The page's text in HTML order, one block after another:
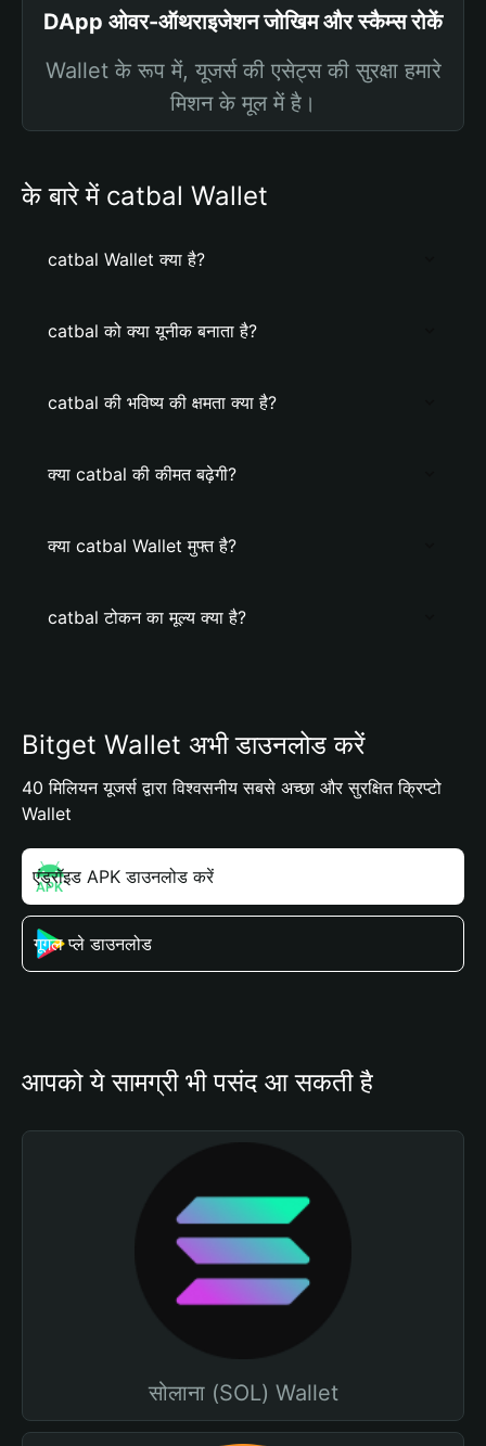
DApp ओवर-ऑथराइजेशन जोखिम और स्कैम्स रोकें
Wallet के रूप में, यूजर्स की एसेट्स की सुरक्षा हमारे
मिशन के मूल में है।
के बारे में catbal Wallet
catbal Wallet क्या है?
catbal को क्या यूनीक बनाता है?
catbal की भविष्य की क्षमता क्या है?
क्या catbal की कीमत बढ़ेगी?
क्या catbal Wallet मुफ्त है?
catbal टोकन का मूल्य क्या है?
Bitget Wallet अभी डाउनलोड करें
40 मिलियन यूजर्स द्वारा विश्वसनीय सबसे अच्छा और सुरक्षित क्रिप्टो
Wallet
एंड्रॉइड APK डाउनलोड करें
गूगल प्ले डाउनलोड
आपको ये सामग्री भी पसंद आ सकती है
सोलाना (SOL) Wallet